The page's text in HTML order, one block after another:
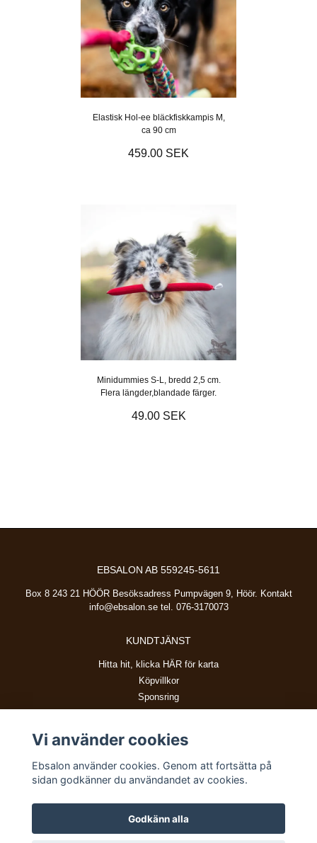
Elastisk Hol-ee bläckfiskkampis M,
ca 90 cm
459.00 SEK
Minidummies S-L, bredd 2,5 cm.
Flera längder,blandade färger.
49.00 SEK
EBSALON AB 559245-5611
Box 8 243 21 HÖÖR Besöksadress Pumpvägen 9, Höör. Kontakt
info@ebsalon.setel. 076-3170073
KUNDTJÄNST
Hitta hit, klicka HÄR för karta
Köpvillkor
Sponsring
BETALSÄTT
Vi använder cookies
Ebsalon använder cookies. Genom att fortsätta på
sidan godkänner du användandet av cookies.
Godkänn alla